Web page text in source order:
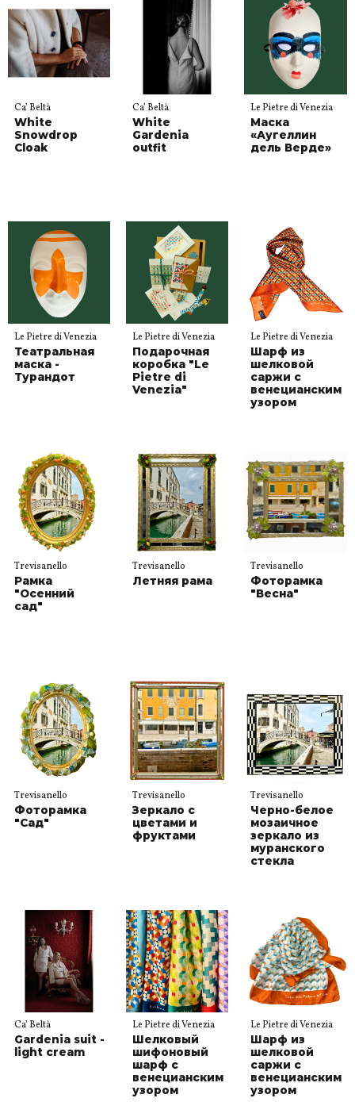
Ca’ Beltà
White
Snowdrop
Cloak
Ca’ Beltà
White
Gardenia
outfit
Le Pietre di Venezia
Маска
«Аугеллин
дель Верде»
Le Pietre di Venezia
Театральная
маска -
Турандот
Le Pietre di Venezia
Подарочная
коробка "Le
Pietre di
Venezia"
Le Pietre di Venezia
Шарф из
шелковой
саржи с
венецианским
узором
Trevisanello
Рамка
"Осенний
сад"
Trevisanello
Летняя рама
Trevisanello
Фоторамка
"Весна"
Trevisanello
Фоторамка
"Сад"
Trevisanello
Зеркало с
цветами и
фруктами
Trevisanello
Черно-белое
мозаичное
зеркало из
муранского
стекла
Ca’ Beltà
Gardenia suit -
light cream
Le Pietre di Venezia
Шелковый
шифоновый
шарф с
венецианским
узором
Le Pietre di Venezia
Шарф из
шелковой
саржи с
венецианским
узором